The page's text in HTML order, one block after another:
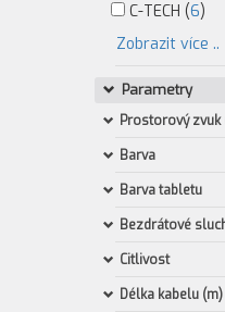
C-TECH (6)
Zobrazit více ..
Parametry
Prostorový zvuk
Barva
Barva tabletu
Bezdrátové
Citlivost
Délka kabelu (m)